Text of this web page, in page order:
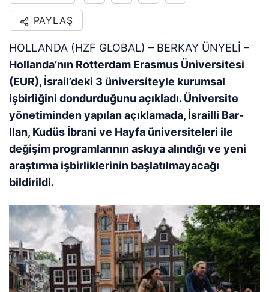
PAYLAŞ
HOLLANDA (HZF GLOBAL) – BERKAY ÜNYELİ –
Hollanda’nın Rotterdam Erasmus Üniversitesi
(EUR), İsrail’deki 3 üniversiteyle kurumsal
işbirliğini dondurduğunu açıkladı. Üniversite
yönetiminden yapılan açıklamada, İsrailli Bar-
Ilan, Kudüs İbrani ve Hayfa üniversiteleri ile
değişim programlarının askıya alındığı ve yeni
araştırma işbirliklerinin başlatılmayacağı
bildirildi.